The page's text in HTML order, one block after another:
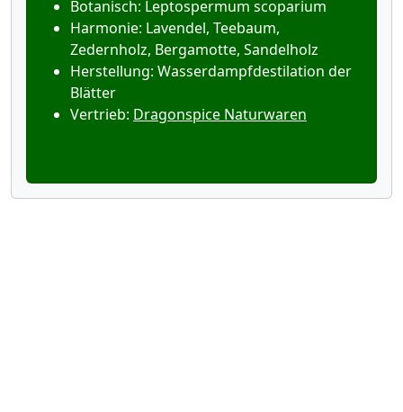
Botanisch: Leptospermum scoparium
Harmonie: Lavendel, Teebaum,
Zedernholz, Bergamotte, Sandelholz
Herstellung: Wasserdampfdestilation der
Blätter
Vertrieb: Dragonspice Naturwaren